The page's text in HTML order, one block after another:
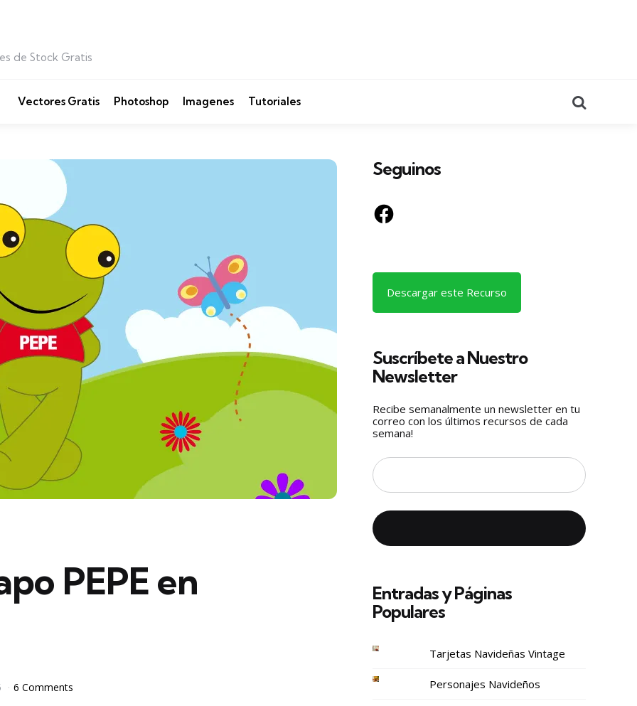
de Stock Gratis
Vectores Gratis Photoshop Imagenes Tutoriales
PEPE en
6 Comments
Seguinos
Facebook
Descargar este Recurso
Suscríbete a Nuestro
Newsletter
Recibe semanalmente un newsletter en tu
correo con los últimos recursos de cada
semana!
Entradas y Páginas
Populares
Tarjetas Navideñas Vintage
Personajes Navideños